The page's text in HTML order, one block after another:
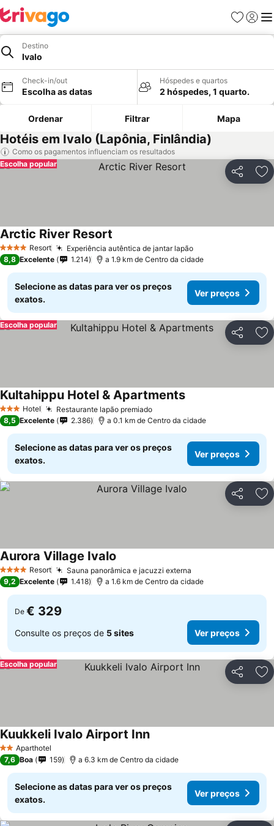
Favoritos
Iniciar
Destino
Ivalo
Check-in/out
Escolha as datas
Hóspedes e quartos
2 hóspedes, 1 quarto.
Ordenar Filtrar Mapa
Hotéis em Ivalo (Lapônia, Finlândia)
Como os pagamentos influenciam os resultados
Partilhar
Escolha popular
4 EstrelasResort Experiência autêntica de jantar lapão
Arctic River Resort
8,8 Excelente 1.214 a 1.9 km de Centro da cidade
Selecione as datas para ver os preços
exatos.
Ver preços
Partilhar
Escolha popular
3 EstrelasHotel Restaurante lapão premiado
Kultahippu Hotel & Apartments
8,5 Excelente 2.386 a 0.1 km de Centro da cidade
Selecione as datas para ver os preços
exatos.
Ver preços
Partilhar
4 EstrelasResort Sauna panorâmica e jacuzzi externa
Aurora Village Ivalo
9,2 Excelente 1.418 a 1.6 km de Centro da cidade
De € 329
Consulte os preços de 5 sites Ver preços
Partilhar
Escolha popular
2 EstrelasAparthotel
Kuukkeli Ivalo Airport Inn
7,6 Boa 159 a 6.3 km de Centro da cidade
Selecione as datas para ver os preços
exatos.
Ver preços